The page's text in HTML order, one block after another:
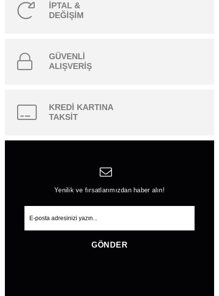
İPTAL &
DEĞİŞİM
GÜVENLİ
ALIŞVERİŞ
KREDİ KARTINA
TAKSİT
Yenilik ve fırsatlarımızdan haber alın!
GÖNDER